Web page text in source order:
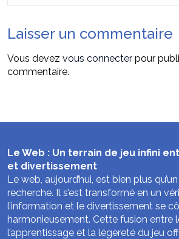
Laisser un commentaire
Vous devez vous connecter pour
commentaire.
Le Web : Un terrain de jeu infini
et divertissement
Le web, aujourd’hui, est bien plus
recherche. Il s’est transformé en un
l’information et le divertissement se
harmonieusement. Cette fusion entre
l’apprentissage et la légèreté du jeu